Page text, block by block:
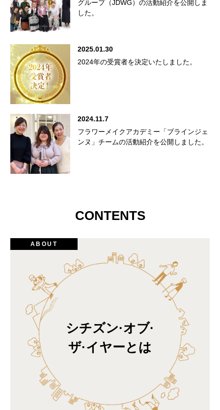
グループ（JDWG）の活動紹介を公開しま
した。
2025.01.30
2024年の受賞者を決定いたしました。
2024.11.7
フラワーメイクアカデミー「ブラインジェ
ンヌ」チームの活動紹介を公開しました。
CONTENTS
ABOUT
シチズン·オブ·
ザ·イヤーとは